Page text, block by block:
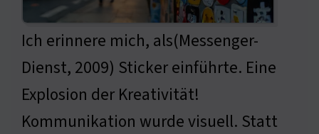
Ich erinnere mich, als(Messenger-
Dienst, 2009) Sticker einführte. Eine
Explosion der Kreativität!
Kommunikation wurde visuell. Statt